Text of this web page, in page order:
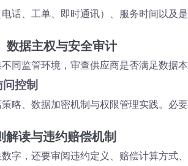
话、工单、即时通讯）、服务时间以及
数据主权与安全审计
同监管环境，审查供应商是否满足数据
控制
略、数据加密机制与权限管理实践。必
解读与违约赔偿机制
字，还要审阅违约定义、赔偿计算方式